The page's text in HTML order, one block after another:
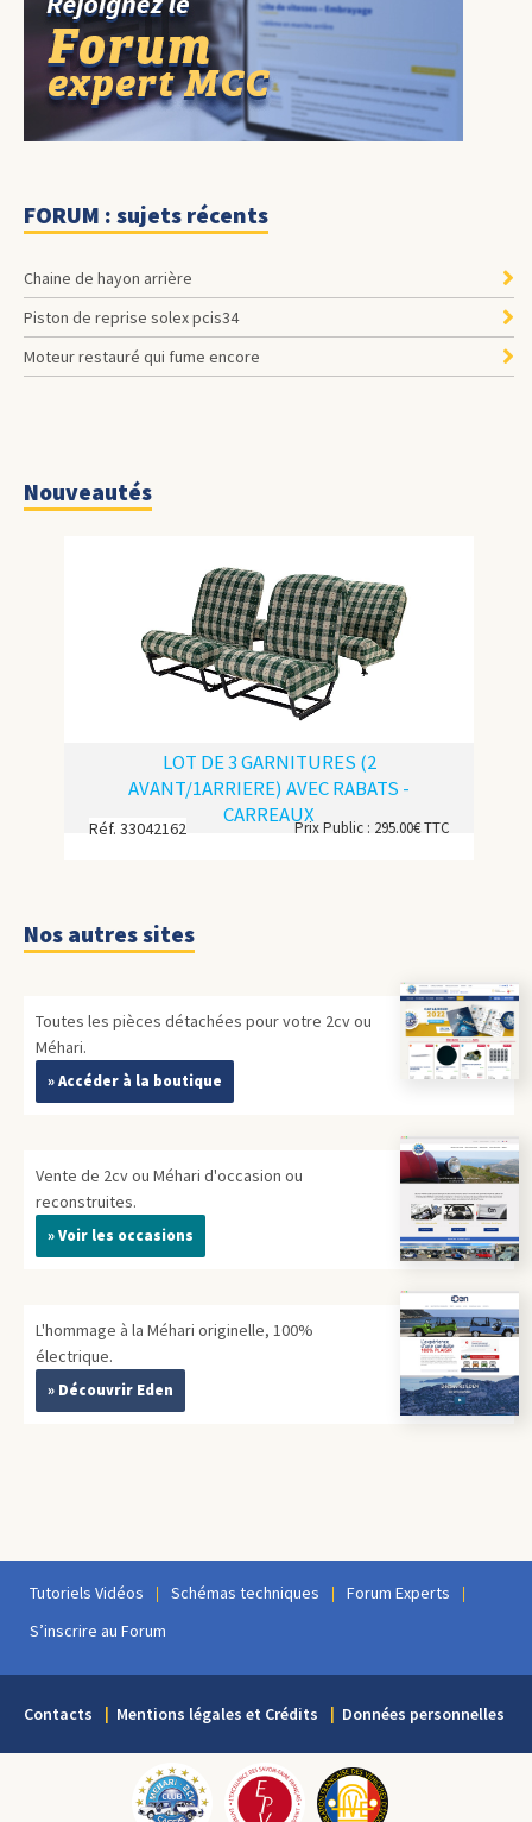
FORUM : sujets récents
Chaine de hayon arrière
Piston de reprise solex pcis34
Moteur restauré qui fume encore
Nouveautés
LOT DE 3 GARNITURES (2
AVANT/1ARRIERE) AVEC RABATS -
CARREAUX
Réf. 33042162 Prix Public : 295.00€ TTC
Nos autres sites
Toutes les pièces détachées pour votre 2cv ou
Méhari.
» Accéder à la boutique
Vente de 2cv ou Méhari d'occasion ou
reconstruites.
» Voir les occasions
L'hommage à la Méhari originelle, 100%
électrique.
» Découvrir Eden
Tutoriels Vidéos Schémas techniques
Forum Experts
S’inscrire au Forum
Contacts Mentions légales et Crédits Données personnelles